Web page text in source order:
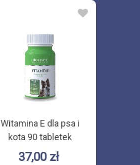
Witamina E dla psa i
kota 90 tabletek
37,00 zł